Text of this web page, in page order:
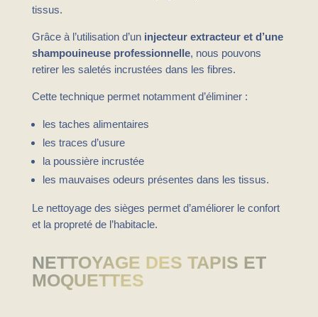
tissus.
Grâce à l’utilisation d’un injecteur extracteur et d’une
shampouineuse professionnelle, nous pouvons
retirer les saletés incrustées dans les fibres.
Cette technique permet notamment d’éliminer :
les taches alimentaires
les traces d’usure
la poussière incrustée
les mauvaises odeurs présentes dans les tissus.
Le nettoyage des sièges permet d’améliorer le confort
et la propreté de l’habitacle.
NETTOYAGE DES TAPIS ET
MOQUETTES